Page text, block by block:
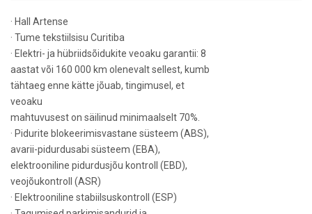
· Hall Artense
· Tume tekstiilsisu Curitiba
· Elektri- ja hübriidsõidukite veoaku garantii: 8
aastat või 160 000 km olenevalt sellest, kumb
tähtaeg enne kätte jõuab, tingimusel, et
veoaku
mahtuvusest on säilinud minimaalselt 70%.
· Pidurite blokeerimisvastane süsteem (ABS),
avarii-pidurdusabi süsteem (EBA),
elektrooniline pidurdusjõu kontroll (EBD),
veojõukontroll (ASR)
· Elektrooniline stabiilsuskontroll (ESP)